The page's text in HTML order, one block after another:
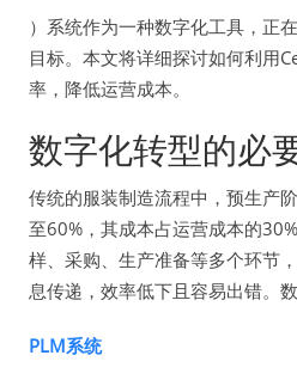
）系统作为一种数字化工具，正
目标。本文将详细探讨如何利用
率，降低运营成本。
数字化转型的必
传统的服装制造流程中，预生产
至60%，其成本占运营成本的
样、采购、生产准备等多个环节
息传递，效率低下且容易出错。
PLM系统